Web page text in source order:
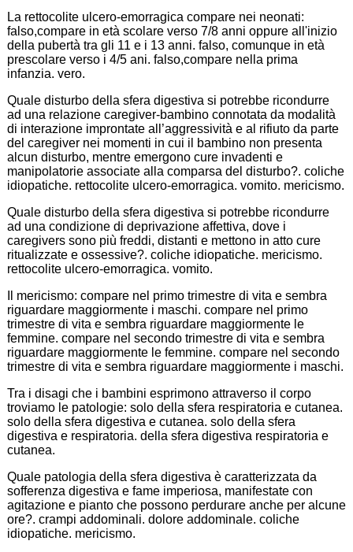
La rettocolite ulcero-emorragica compare nei neonati:
falso,compare in età scolare verso 7/8 anni oppure all'inizio
della pubertà tra gli 11 e i 13 anni. falso, comunque in età
prescolare verso i 4/5 ani. falso,compare nella prima
infanzia. vero.
Quale disturbo della sfera digestiva si potrebbe ricondurre
ad una relazione caregiver-bambino connotata da modalità
di interazione improntate all’aggressività e al rifiuto da parte
del caregiver nei momenti in cui il bambino non presenta
alcun disturbo, mentre emergono cure invadenti e
manipolatorie associate alla comparsa del disturbo?. coliche
idiopatiche. rettocolite ulcero-emorragica. vomito. mericismo.
Quale disturbo della sfera digestiva si potrebbe ricondurre
ad una condizione di deprivazione affettiva, dove i
caregivers sono più freddi, distanti e mettono in atto cure
ritualizzate e ossessive?. coliche idiopatiche. mericismo.
rettocolite ulcero-emorragica. vomito.
Il mericismo: compare nel primo trimestre di vita e sembra
riguardare maggiormente i maschi. compare nel primo
trimestre di vita e sembra riguardare maggiormente le
femmine. compare nel secondo trimestre di vita e sembra
riguardare maggiormente le femmine. compare nel secondo
trimestre di vita e sembra riguardare maggiormente i maschi.
Tra i disagi che i bambini esprimono attraverso il corpo
troviamo le patologie: solo della sfera respiratoria e cutanea.
solo della sfera digestiva e cutanea. solo della sfera
digestiva e respiratoria. della sfera digestiva respiratoria e
cutanea.
Quale patologia della sfera digestiva è caratterizzata da
sofferenza digestiva e fame imperiosa, manifestate con
agitazione e pianto che possono perdurare anche per alcune
ore?. crampi addominali. dolore addominale. coliche
idiopatiche. mericismo.